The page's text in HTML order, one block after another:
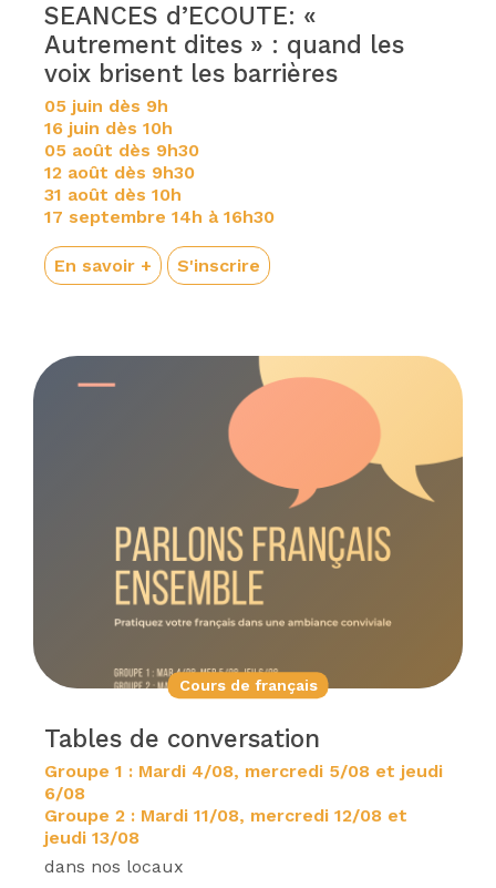
SEANCES d’ECOUTE: «
Autrement dites » : quand les
voix brisent les barrières
05 juin dès 9h
16 juin dès 10h
05 août dès 9h30
12 août dès 9h30
31 août dès 10h
17 septembre 14h à 16h30
En savoir + S'inscrire
Cours de français
Tables de conversation
Groupe 1 : Mardi 4/08, mercredi 5/08 et jeudi
6/08
Groupe 2 : Mardi 11/08, mercredi 12/08 et
jeudi 13/08
dans nos locaux